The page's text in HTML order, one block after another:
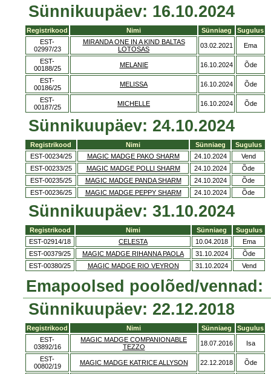
Sünnikuupäev: 16.10.2024
Registrikood Nimi Sünniaeg
Sugulus
EST-
02997/23
MIRANDA ONE IN A KIND BALTAS
LOTOSAS
03.02.2021 Ema
EST-
00188/25
MELANIE 16.10.2024 Õde
EST-
00186/25
MELISSA 16.10.2024 Õde
EST-
00187/25
MICHELLE 16.10.2024 Õde
Sünnikuupäev: 24.10.2024
Registrikood Nimi Sünniaeg
Sugulus
EST-00234/25
MAGIC MADGE PAKO SHARM 24.10.2024
Vend
EST-00233/25
MAGIC MADGE POLLI SHARM 24.10.2024
Õde
EST-00235/25
MAGIC MADGE PANDA SHARM 24.10.2024
Õde
EST-00236/25
MAGIC MADGE PEPPY SHARM 24.10.2024 Õde
Sünnikuupäev: 31.10.2024
Registrikood Nimi Sünniaeg
Sugulus
EST-02914/18
CELESTA 10.04.2018
Ema
EST-00379/25
MAGIC MADGE RIHANNA PAOLA 31.10.2024
Õde
EST-00380/25
MAGIC MADGE RIO VEYRON 31.10.2024 Vend
Emapoolsed poolõed/vennad:
Sünnikuupäev: 22.12.2018
Registrikood Nimi Sünniaeg
Sugulus
EST-
03892/16
MAGIC MADGE COMPANIONABLE
TEZZO
18.07.2016 Isa
EST-
00802/19
MAGIC MADGE KATRICE ALLYSON 22.12.2018 Õde